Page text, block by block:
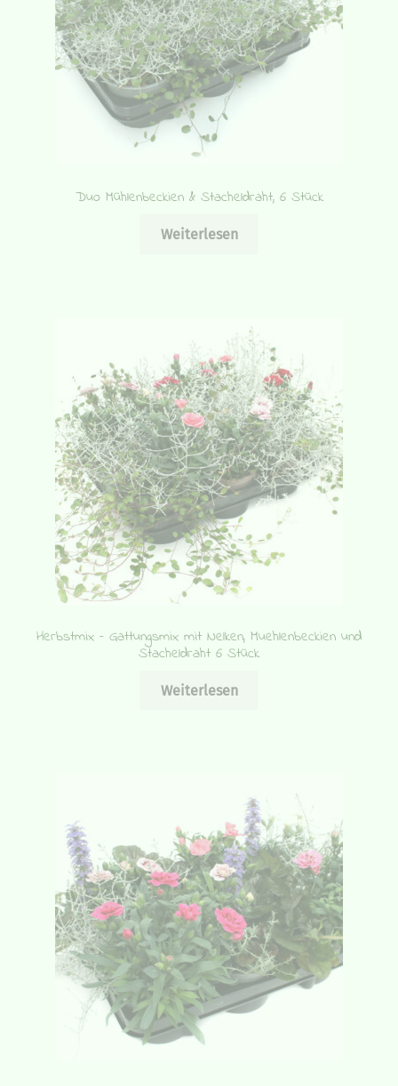
Duo Mühlenbeckien & Stacheldraht, 6 Stück
Weiterlesen
Herbstmix – Gattungsmix mit Nelken, Muehlenbeckien und
Stacheldraht 6 Stück
Weiterlesen